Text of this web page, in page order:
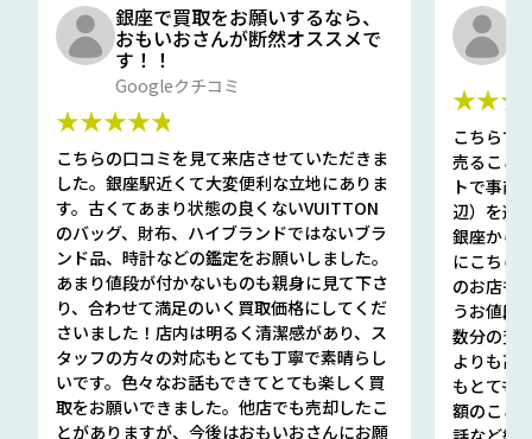
銀座で買取をお願いするなら、
おもいおさんが断然オススメで
す！！
Googleクチコミ
★★★★★
こちらの口コミを見て来店させていただきま
した。銀座駅近くて大変便利な立地にありま
す。古くてあまり状態の良くないVUITTON
のバッグ、財布、ハイブランドではないブラ
ンド品、時計などの鑑定をお願いしました。
あまり値段が付かないものも親身に見て下さ
り、合わせて満足のいく買取価格にしてくだ
さいました！店内は明るく清潔感があり、ス
タッフの方々の対応もとても丁寧で素晴らし
いです。色々なお話もできてとても楽しく買
取をお願いできました。他店でも売却したこ
とがありますが、今後はおもいおさんにお願
こちらで
売ること
トで事前
辺）を選
銀座から
にこちら
のお店も
うお値段
数分の査
よりも高
もとても
額のこと